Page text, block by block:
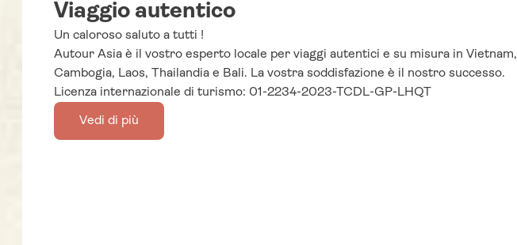
Viaggio autentico
Un caloroso saluto a tutti !
Autour Asia è il vostro esperto locale per viaggi autentici e su misura in Vietnam,
Cambogia, Laos, Thailandia e Bali. La vostra soddisfazione è il nostro successo.
Licenza internazionale di turismo: 01-2234-2023-TCDL-GP-LHQT
Vedi di più